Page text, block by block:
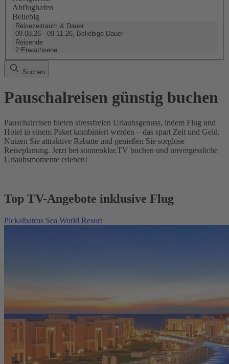
Abflughafen
Beliebig
Reisezeitraum & Dauer
09.08.26 - 09.11.26, Beliebige Dauer
Reisende
2 Erwachsene
Suchen
Pauschalreisen günstig buchen
Pauschalreisen bieten stressfreien Urlaubsgenuss, indem Flug und
Hotel in einem Paket kombiniert werden – das spart Zeit und Geld.
Nutzen Sie attraktive Rabatte und genießen Sie sorglose
Reiseplanung. Jetzt bei sonnenklar.TV buchen und unvergessliche
Urlaubsmomente erleben!
Top TV-Angebote inklusive Flug
Pickalbatros Sea World Resort